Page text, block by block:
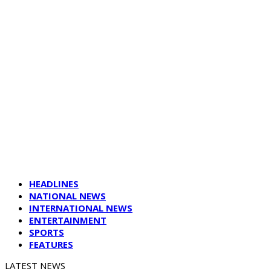
HEADLINES
NATIONAL NEWS
INTERNATIONAL NEWS
ENTERTAINMENT
SPORTS
FEATURES
LATEST NEWS